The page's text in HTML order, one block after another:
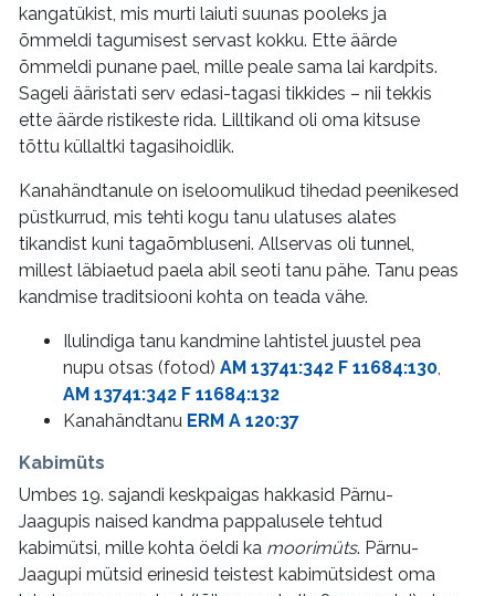
kangatükist, mis murti laiuti suunas pooleks ja
õmmeldi tagumisest servast kokku. Ette äärde
õmmeldi punane pael, mille peale sama lai kardpits.
Sageli ääristati serv edasi-tagasi tikkides – nii tekkis
ette äärde ristikeste rida. Lilltikand oli oma kitsuse
tõttu küllaltki tagasihoidlik.
Kanahändtanule on iseloomulikud tihedad peenikesed
püstkurrud, mis tehti kogu tanu ulatuses alates
tikandist kuni tagaõmbluseni. Allservas oli tunnel,
millest läbiaetud paela abil seoti tanu pähe. Tanu peas
kandmise traditsiooni kohta on teada vähe.
Ilulindiga tanu kandmine lahtistel juustel pea
nupu otsas (fotod) AM 13741:342 F 11684:130,
AM 13741:342 F 11684:132
Kanahändtanu ERM A 120:37
Kabimüts
Umbes 19. sajandi keskpaigas hakkasid Pärnu-
Jaagupis naised kandma pappalusele tehtud
kabimütsi, mille kohta öeldi ka moorimüts. Pärnu-
Jaagupi mütsid erinesid teistest kabimütsidest oma